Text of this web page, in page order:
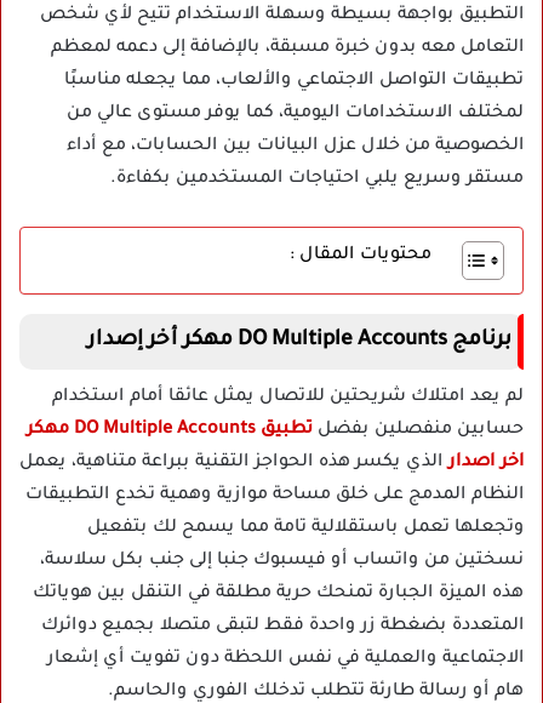
التطبيق بواجهة بسيطة وسهلة الاستخدام تتيح لأي شخص
التعامل معه بدون خبرة مسبقة، بالإضافة إلى دعمه لمعظم
تطبيقات التواصل الاجتماعي والألعاب، مما يجعله مناسبًا
لمختلف الاستخدامات اليومية، كما يوفر مستوى عالي من
الخصوصية من خلال عزل البيانات بين الحسابات، مع أداء
مستقر وسريع يلبي احتياجات المستخدمين بكفاءة.
محتويات المقال :
برنامج DO Multiple Accounts مهكر أخر إصدار
لم يعد امتلاك شريحتين للاتصال يمثل عائقا أمام استخدام
حسابين منفصلين بفضل
تطبيق DO Multiple Accounts مهكر
اخر اصدارالذي يكسر هذه الحواجز التقنية ببراعة متناهية، يعمل
النظام المدمج على خلق مساحة موازية وهمية تخدع التطبيقات
وتجعلها تعمل باستقلالية تامة مما يسمح لك بتفعيل
نسختين من واتساب أو فيسبوك جنبا إلى جنب بكل سلاسة،
هذه الميزة الجبارة تمنحك حرية مطلقة في التنقل بين هوياتك
المتعددة بضغطة زر واحدة فقط لتبقى متصلا بجميع دوائرك
الاجتماعية والعملية في نفس اللحظة دون تفويت أي إشعار
هام أو رسالة طارئة تتطلب تدخلك الفوري والحاسم.